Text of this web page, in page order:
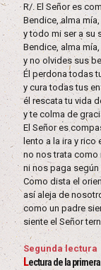
R/. El Señor es
Bendice, alma mía,
y todo mi ser a su
Bendice, alma mía,
y no olvides sus
Él perdona todas
y cura todas tus
él rescata tu vida
y te colma de
El Señor es
lento a la ira y rico
no nos trata
ni nos paga
Como dista el
así aleja de
como un padre
siente el Señor
Segunda lectura
Lectura de la